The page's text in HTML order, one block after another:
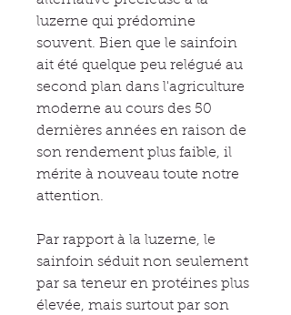
luzerne qui prédomine
souvent. Bien que le sainfoin
ait été quelque peu relégué au
second plan dans l'agriculture
moderne au cours des 50
dernières années en raison de
son rendement plus faible, il
mérite à nouveau toute notre
attention.
Par rapport à la luzerne, le
sainfoin séduit non seulement
par sa teneur en protéines plus
élevée, mais surtout par son